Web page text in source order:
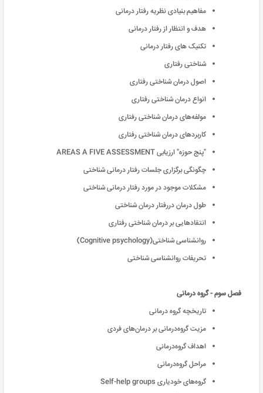
مفاهیم بنیادی نظریه رفتار درمانی
هدف و انتظار از رفتار درمانی
تکنیک های رفتار درمانی
شناختی رفتاری
اصول درمان شناختی رفتاری
انواع درمان شناختی رفتاری
مولفه‌های درمان شناختی رفتاری
کاربردهای درمان شناختی رفتاری
"پنج حوزه" ارزیابی AREAS A FIVE ASSESSMENT
چگونگی برگزاری جلسات رفتار درمانی شناختی
مشکلات موجود در مورد رفتار درمانی شناختی
طول درمان دررفتار درمان شناختی
انتقادهایی بر درمان شناختی رفتاری
روانشناسی شناختی(Cognitive psychology)
تحریفات روانشناسی شناختی
فصل سوم - گروه درمانی
تاریخچه گروه‌ درمانی
مزیت گروه‌درمانی بر درمان‌های فردی
اهداف گروه‌درمانی
مراحل گروه‌درمانی
گروه‌های خودیاری Self-help groups